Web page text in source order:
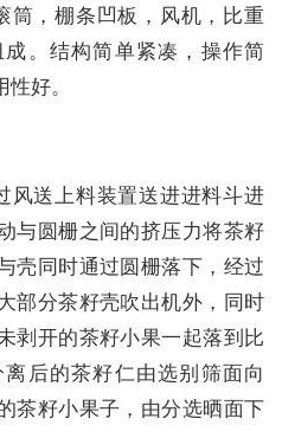
筒，棚条凹板，风机，比重
。结构简单紧凑，操作简
好。
风送上料装置送进进料斗进
与圆栅之间的挤压力将茶籽
壳同时通过圆栅落下，经过
部分茶籽壳吹出机外，同时
剥开的茶籽小果一起落到比
离后的茶籽仁由选别筛面向
茶籽小果子，由分选晒面下